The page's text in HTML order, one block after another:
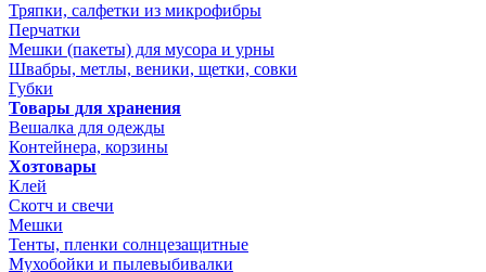
Тряпки, салфетки из микрофибры
Перчатки
Мешки (пакеты) для мусора и урны
Швабры, метлы, веники, щетки, совки
Губки
Товары для хранения
Вешалка для одежды
Контейнера, корзины
Хозтовары
Клей
Скотч и свечи
Мешки
Тенты, пленки солнцезащитные
Мухобойки и пылевыбивалки